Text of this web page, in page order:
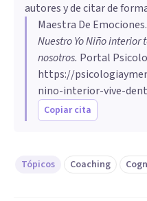
autores y de citar de
Maestra De Emociones
Nuestro Yo Niño
nosotros. Portal
https://
nino-interior-vive-
Copiar cita
Tópicos Coaching